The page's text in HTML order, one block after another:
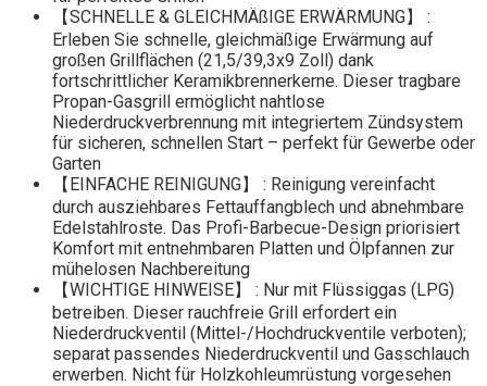
【SCHNELLE & GLEICHMÄßIGE ERWÄRMUNG】 :
Erleben Sie schnelle, gleichmäßige Erwärmung auf
großen Grillflächen (21,5/39,3x9 Zoll) dank
fortschrittlicher Keramikbrennerkerne. Dieser tragbare
Propan-Gasgrill ermöglicht nahtlose
Niederdruckverbrennung mit integriertem Zündsystem
für sicheren, schnellen Start – perfekt für Gewerbe oder
Garten
【EINFACHE REINIGUNG】 : Reinigung vereinfacht
durch ausziehbares Fettauffangblech und abnehmbare
Edelstahlroste. Das Profi-Barbecue-Design priorisiert
Komfort mit entnehmbaren Platten und Ölpfannen zur
mühelosen Nachbereitung
【WICHTIGE HINWEISE】 : Nur mit Flüssiggas (LPG)
betreiben. Dieser rauchfreie Grill erfordert ein
Niederdruckventil (Mittel-/Hochdruckventile verboten);
separat passendes Niederdruckventil und Gasschlauch
erwerben. Nicht für Holzkohleumrüstung vorgesehen